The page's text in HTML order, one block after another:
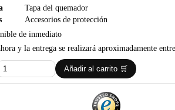
Tapa del quemador
Accesorios de protección
de inmediato
y la entrega se realizará aproximadamente
Añadir al carrito 🛒